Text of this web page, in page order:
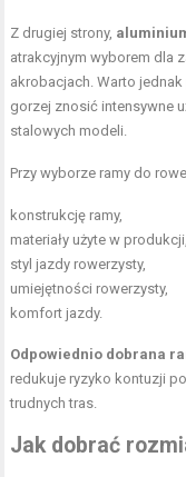
Z drugiej strony,
atrakcyjnym wyborem dla
akrobacjach. Warto
gorzej znosić intensywne
stalowych modeli.
Przy wyborze ramy do
konstrukcję ramy,
materiały użyte w produkcji,
styl jazdy rowerzysty,
umiejętności rowerzysty,
komfort jazdy.
Odpowiednio dobrana
redukuje ryzyko kontuzji
trudnych tras.
Jak dobrać